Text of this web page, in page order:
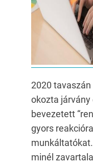
2020
okozta járvány
bevezetett
gyors
minél